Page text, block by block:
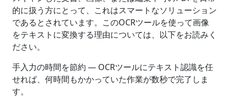
的に扱う方にとって、これはスマートなソリューション
であるとされています。このOCRツールを使って画像
をテキストに変換する理由については、以下をお読みく
ださい。
手入力の時間を節約 — OCRツールにテキスト認識を任
せれば、何時間もかかっていた作業が数秒で完了しま
す。